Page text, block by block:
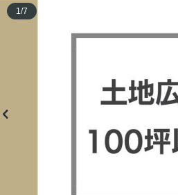
1/7